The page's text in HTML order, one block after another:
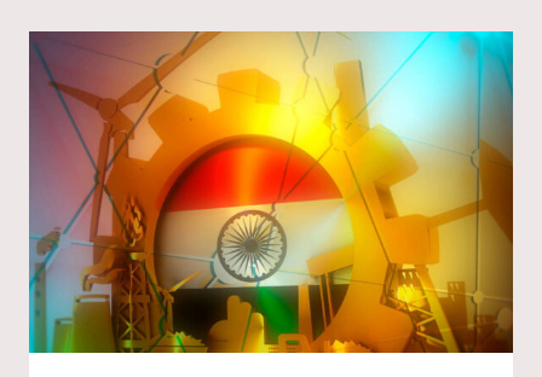
LA
VIOLENCE
?
LE
COMMUNISTE